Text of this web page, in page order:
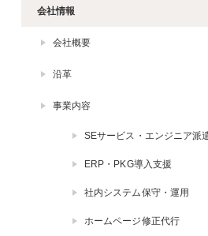
会社情報
会社概要
沿革
事業内容
SEサービス・エンジニア派
ERP・PKG導入支援
社内システム保守・運用
ホームページ修正代行